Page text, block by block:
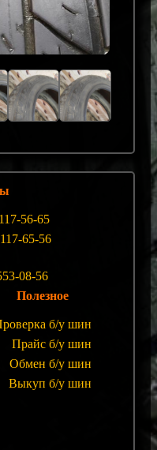
56-65
65-56
08-56
Полезное
б/у шин
Прайс б/у шин
Обмен б/у шин
Выкуп б/у шин